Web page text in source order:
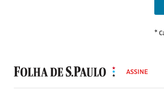
*
Folha
de
ASSINE